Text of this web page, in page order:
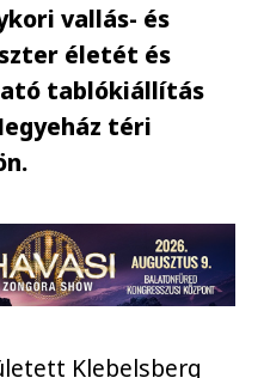
vallás- és
életét és
tablókiállítás
téri
Klebelsberg